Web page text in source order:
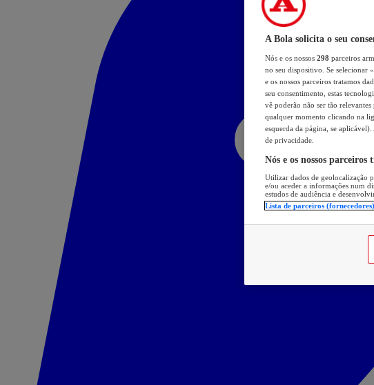
A Bola solicita o seu
Nós e os nossos 298 parceiros
no seu dispositivo. Se selecionar
e os nossos parceiros tratamos
seu consentimento, estas
vê poderão não ser tão
qualquer momento clicando na
esquerda da página, se
de privacidade.
Nós e os nossos
Utilizar dados de geolocalização
e/ou aceder a informações num
estudos de audiência e
Lista de parceiros (fornecedores)